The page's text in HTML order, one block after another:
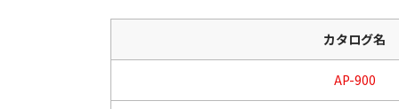
カタログ名
AP-900